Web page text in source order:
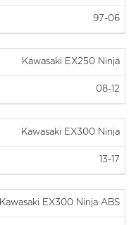
97-06
Kawasaki EX250 Ninja
08-12
Kawasaki EX300 Ninja
13-17
Kawasaki EX300 Ninja ABS